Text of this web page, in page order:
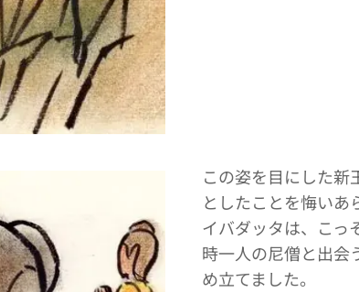
この姿を目にした新
としたことを悔いあ
イバダッタは、こっ
時一人の尼僧と出会
め立てました。